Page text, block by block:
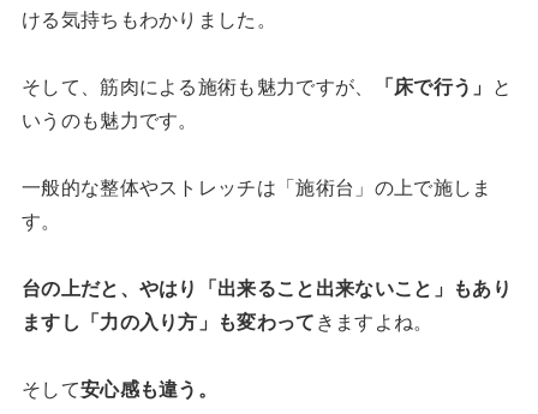
ける気持ちもわかりました。
そして、筋肉による施術も魅力ですが、 「床で行う」 と
いうのも魅力です。
一般的な整体やストレッチは「施術台」の上で施しま
す。
台の上だと、やはり「出来ること出来ないこと」もあり
ますし「力の入り方」も変わって きますよね。
そして安心感も違う。